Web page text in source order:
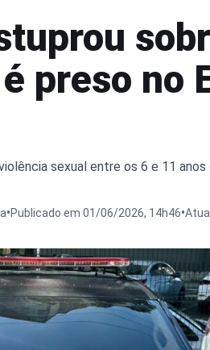
preso no
sexual entre os 6 e 11 anos
•Publicado em 01/06/2026, 14h46•